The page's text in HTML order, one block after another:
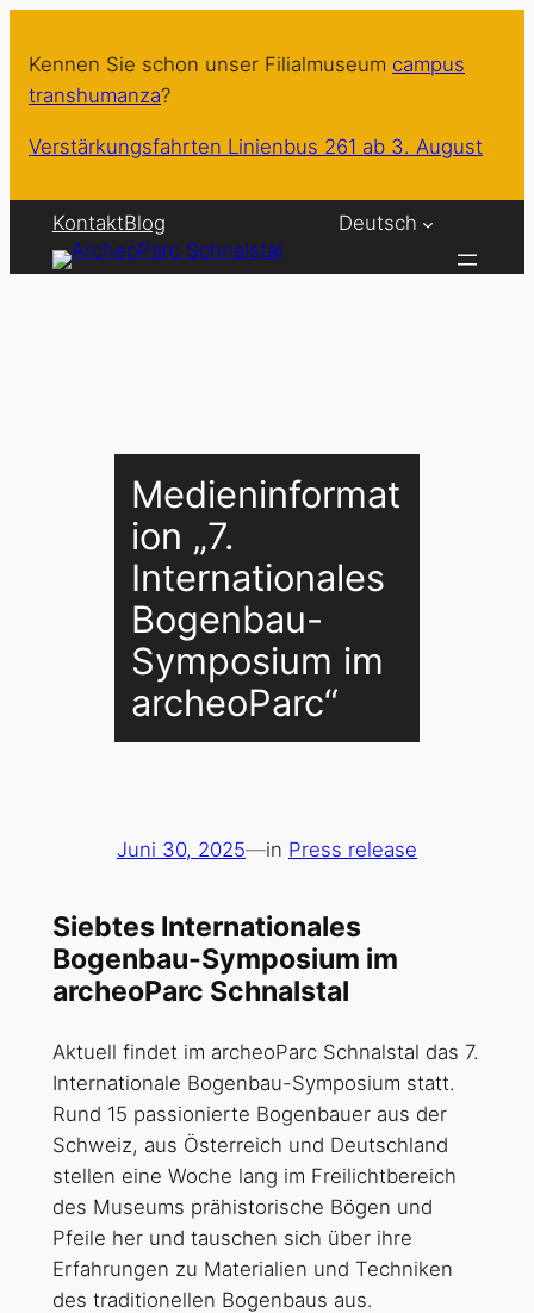
Inhalt
springen
Kennen Sie schon unser Filialmuseum campus
transhumanza?
Verstärkungsfahrten Linienbus 261 ab 3. August
KontaktBlog Deutsch
Medieninformat
ion „7.
Internationales
Bogenbau-
Symposium im
archeoParc“
Juni 30, 2025—in Press release
Siebtes Internationales
Bogenbau-Symposium im
archeoParc Schnalstal
Aktuell findet im archeoParc Schnalstal das 7.
Internationale Bogenbau-Symposium statt.
Rund 15 passionierte Bogenbauer aus der
Schweiz, aus Österreich und Deutschland
stellen eine Woche lang im Freilichtbereich
des Museums prähistorische Bögen und
Pfeile her und tauschen sich über ihre
Erfahrungen zu Materialien und Techniken
des traditionellen Bogenbaus aus.